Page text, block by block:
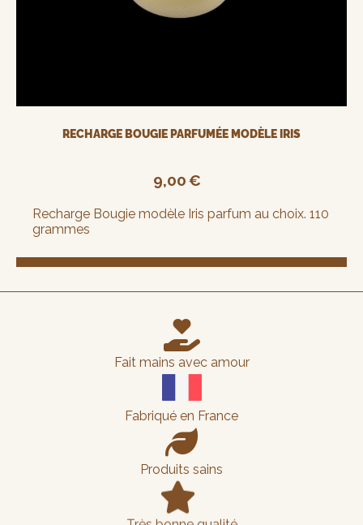
RECHARGE BOUGIE PARFUMÉE MODÈLE IRIS
9,00€
Recharge Bougie modèle Iris parfum au choix. 110
grammes

Fait mains avec amour
Fabriqué en France

Produits sains
